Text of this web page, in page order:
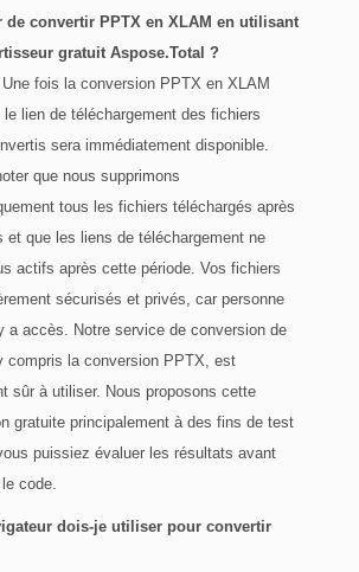
de convertir PPTX en XLAM en utilisant
gratuit Aspose.Total ?
fois la conversion PPTX en XLAM
le lien de téléchargement des fichiers
sera immédiatement disponible.
que nous supprimons
tous les fichiers téléchargés après
et que les liens de téléchargement ne
actifs après cette période. Vos fichiers
sécurisés et privés, car personne
a accès. Notre service de conversion de
compris la conversion PPTX, est
sûr à utiliser. Nous proposons cette
gratuite principalement à des fins de test
puissiez évaluer les résultats avant
code.
dois-je utiliser pour convertir